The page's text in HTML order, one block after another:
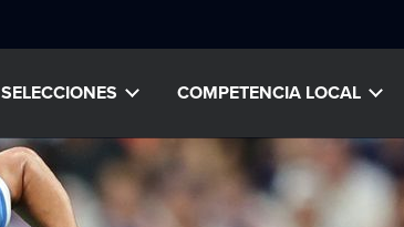
SELECCIONES COMPETENCIA LOCAL